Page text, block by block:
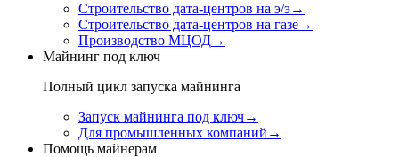
Строительство дата-центров на э/э→
Строительство дата-центров на газе→
Производство МЦОД→
Майнинг под ключ
Полный цикл запуска майнинга
Запуск майнинга под ключ→
Для промышленных компаний →
Помощь майнерам